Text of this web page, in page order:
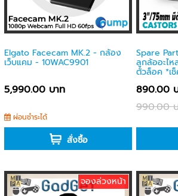
Elgato Facecam MK.2 - กล้อง
เว็บแคม - 10WAC9901
5,990.00 บาท
ผ่อนชำระได้
สั่งซื้อ
Spare
ลูกล้ออะไ
ตัวล็อค *เ
890.00
990.00
จองล่วงหน้า